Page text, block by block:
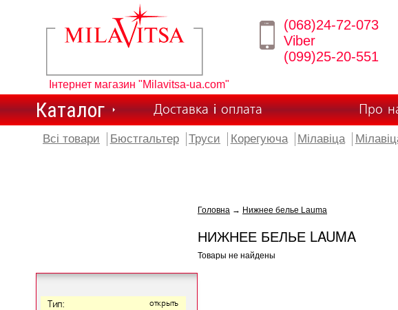
Інтернет магазин "Milavitsa-ua.com"
(068)24-72-073
Viber
(099)25-20-551
Каталог Доставка і оплата Про
Всі товари Бюстгальтер Труси Корегуюча Мілавіца
Тип: открыть
Головна → Нижнее белье Lauma
НИЖНЕЕ БЕЛЬЕ LAUMA
Товары не найдены